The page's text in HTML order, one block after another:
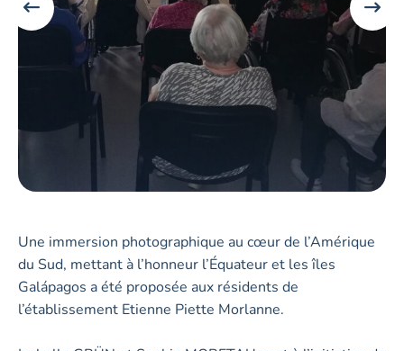
Une immersion photographique au cœur de l’Amérique
du Sud, mettant à l’honneur l’Équateur et les îles
Galápagos a été proposée aux résidents de
l’établissement Etienne Piette Morlanne.